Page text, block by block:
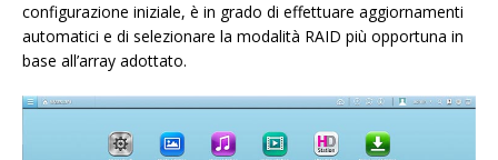
configurazione iniziale, è in grado di effettuare aggiornamenti
automatici e di selezionare la modalità RAID più opportuna in
base all’array adottato.